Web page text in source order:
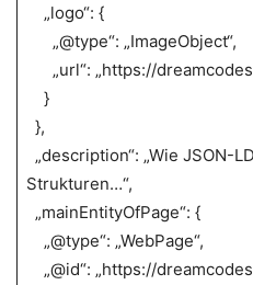
„logo“: {
„@type“: „ImageObject“,
„url“: „https://
}
},
„description“: „Wie JSON-
Strukturen…“,
„mainEntityOfPage“: {
„@type“: „WebPage“,
„@id“: „https://